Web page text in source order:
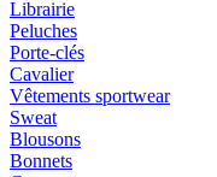
Librairie
Peluches
Porte-clés
Cavalier
Vêtements sportwear
Sweat
Blousons
Bonnets